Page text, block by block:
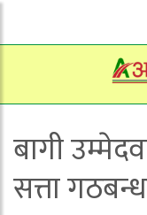
बागी
सत्ता